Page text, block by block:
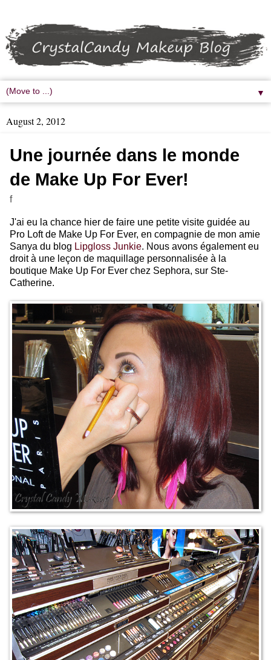
▼
August 2, 2012
Une journée dans le monde
de Make Up For Ever!
f
J'ai eu la chance hier de faire une petite visite guidée au
Pro Loft de Make Up For Ever, en compagnie de mon amie
Sanya du blog Lipgloss Junkie. Nous avons également eu
droit à une leçon de maquillage personnalisée à la
boutique Make Up For Ever chez Sephora, sur Ste-
Catherine.